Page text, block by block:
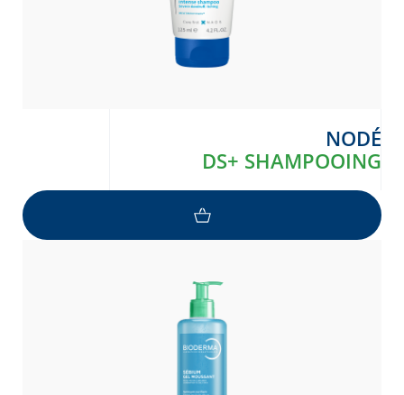
Arabic
NODÉ
DS+ SHAMPOOING